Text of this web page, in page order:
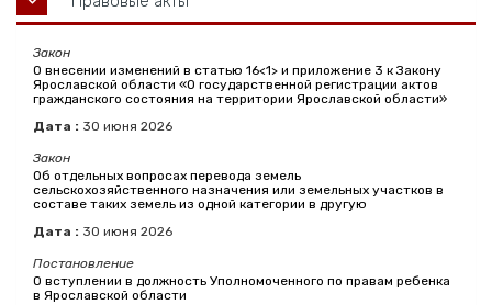
Закон
О внесении изменений в статью 16<1> и приложение 3 к Закону
Ярославской области «О государственной регистрации актов
гражданского состояния на территории Ярославской области»
Дата : 30 июня 2026
Закон
Об отдельных вопросах перевода земель
сельскохозяйственного назначения или земельных участков в
составе таких земель из одной категории в другую
Дата : 30 июня 2026
Постановление
О вступлении в должность Уполномоченного по правам ребенка
в Ярославской области